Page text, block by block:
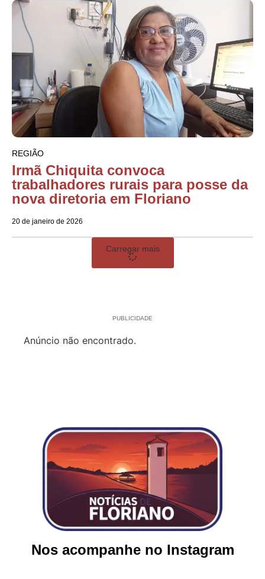
REGIÃO
Irmã Chiquita convoca
trabalhadores rurais para posse da
nova diretoria em Floriano
20 de janeiro de 2026
Carregar mais
PUBLICIDADE
Anúncio não encontrado.
Nos acompanhe no Instagram